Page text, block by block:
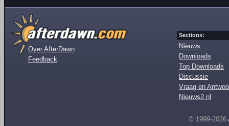
Over AfterDawn
Feedback
Sections:
Nieuws
Downloads
Top Downloads
Discussie
Vraag en
Nieuws2.nl
© 1999-2026